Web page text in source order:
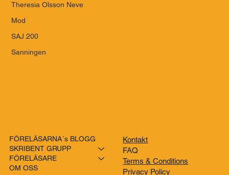
Theresia Olsson Neve
Mod
SAJ 200
Sanningen
FÖRELÄSARNA´s BLOGG
SKRIBENT GRUPP
FÖRELÄSARE
OM OSS
Kontakt
FAQ
Terms & Conditions
Privacy Policy